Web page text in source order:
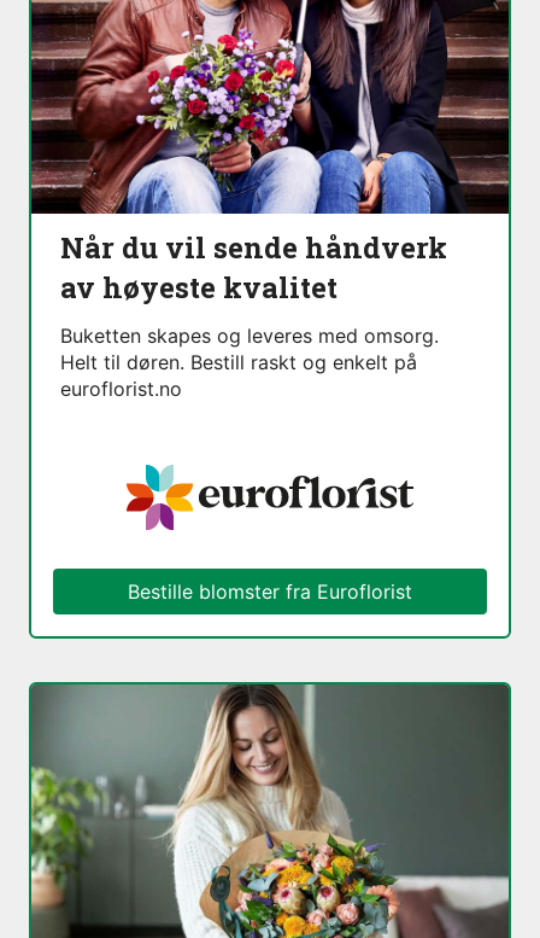
Når du vil sende håndverk
av høyeste kvalitet
Buketten skapes og leveres med omsorg.
Helt til døren. Bestill raskt og enkelt på
euroflorist.no
Bestille blomster fra Euroflorist